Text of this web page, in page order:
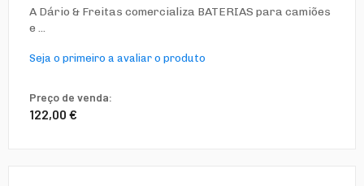
A Dário & Freitas comercializa BATERIAS para camiões
e ...
Seja o primeiro a avaliar o produto
Preço de venda:
122,00 €